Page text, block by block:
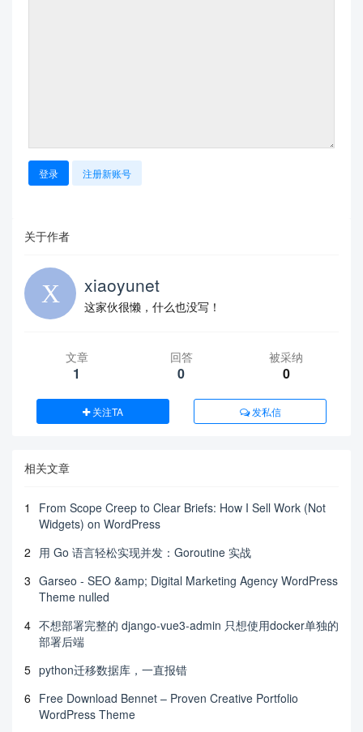
登录 注册新账号
关于作者
xiaoyunet
这家伙很懒，什么也没写！
文章
1
回答
0
被采纳
0
关注TA 发私信
相关文章
1
From Scope Creep to Clear Briefs: How I Sell Work (Not
Widgets) on WordPress
2
用 Go 语言轻松实现并发：Goroutine 实战
3 Garseo - SEO &amp; Digital Marketing Agency WordPress
Theme nulled
4 不想部署完整的 django-vue3-admin 只想使用docker单独的
部署后端
5 python迁移数据库，一直报错
6 Free Download Bennet – Proven Creative Portfolio
WordPress Theme